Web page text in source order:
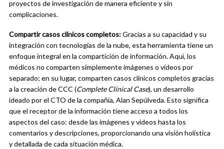
proyectos de investigación de manera eficiente y sin
complicaciones.
Compartir casos clínicos completos:Gracias a su capacidad y su
integración con tecnologías de la nube, esta herramienta tiene un
enfoque integral en la compartición de información. Aquí, los
médicos no comparten simplemente imágenes o vídeos por
separado; en su lugar, comparten casos clínicos completos gracias
a la creación de CCC (Complete Clinical Case), un desarrollo
ideado por el CTO de la compañía, Alan Sepúlveda. Esto significa
que el receptor de la información tiene acceso a todos los
aspectos del caso: desde las imágenes y videos hasta los
comentarios y descripciones, proporcionando una visión holística
y detallada de cada situación médica.